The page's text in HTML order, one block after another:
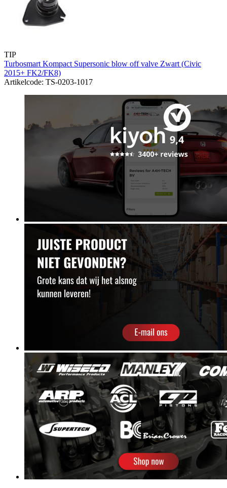
TIP
Turbosmart Kompact Supersonic blow off valve Zwart (Civic
2015+ FK2/FK8)
Artikelcode: TS-0203-1017